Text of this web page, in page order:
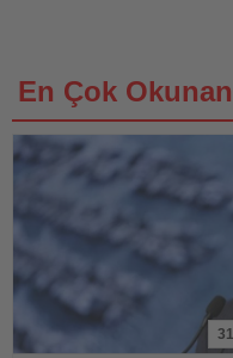
En Çok